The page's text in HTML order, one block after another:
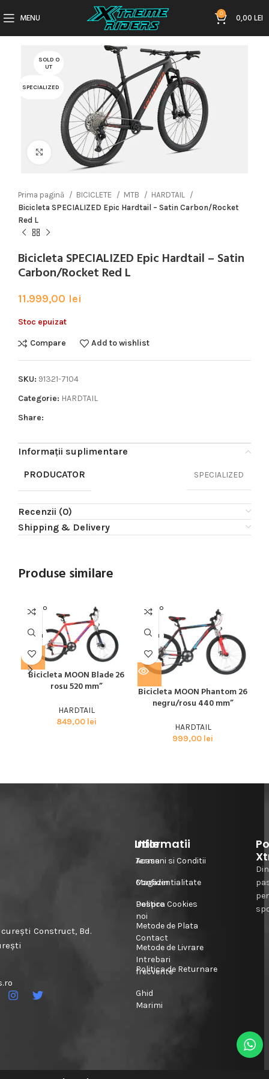
MENU 0 0,00LEI
SOLD O
UT
SPECIALIZED
Click to enlarge
Prima pagină BICICLETE MTB
HARDTAIL
Bicicleta SPECIALIZED Epic Hardtail – Satin Carbon/Rocket
Red L
Bicicleta SPECIALIZED Epic Hardtail – Satin
Carbon/Rocket Red L
11.999,00 lei
Stoc epuizat
Compare Add to wishlist
SKU: 91321-7104
Categorie: HARDTAIL
Share:
Informații suplimentare
PRODUCATOR
SPECIALIZED
Recenzii (0)
Shipping & Delivery
Produse similare
SOLD O
UT
MOON
Bicicleta MOON Blade 26
rosu 520 mm”
HARDTAIL
849,00 lei
SOLD O
UT
MOON
Bicicleta MOON Phantom 26
negru/rosu 440 mm”
HARDTAIL
999,00 lei
Construct, Bd.
Informatii
Acasa
Magazin
Despre
noi
Contact
Intrebari
frecvente
Ghid
Marimi
Utile
Termeni si Conditii
Confidentialitate
Politica Cookies
Metode de Plata
Metode de Livrare
Politica de Returnare
Din